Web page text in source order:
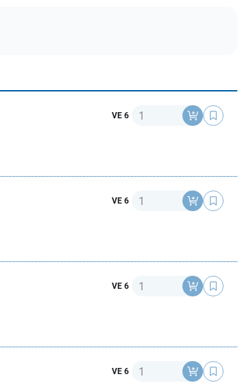
VE 6 Anzahl
VE 6 Anzahl
VE 6 Anzahl
VE 6 Anzahl